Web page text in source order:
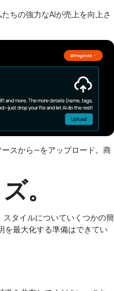
ちの強力なAIが売上を向上さ
スから—をアップロード。商
。
タイルについていくつかの簡
を最大化する準備はできてい